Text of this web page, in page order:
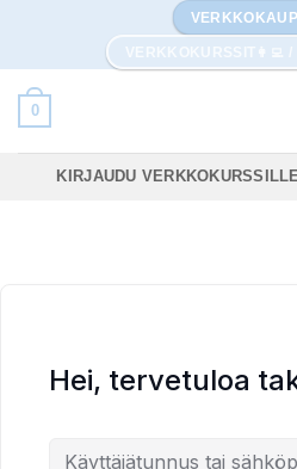
content
0
KIRJAUDU
Hei, tervetuloa